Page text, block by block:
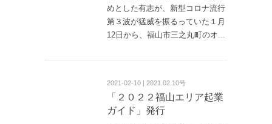
めとした有志が、新型コロナ流行
第３波が猛威を振るっていた１月
12日から、福山市三之丸町のオ
2021-02-10 | 2021.02.10号
「２０２２福山エリア起業
ガイド」発行